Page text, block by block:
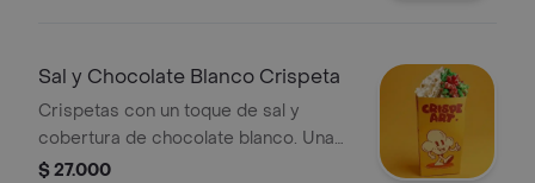
Sal y Chocolate Blanco Crispeta
Crispetas con un toque de sal y
cobertura de chocolate blanco. Una
combinación de sabores dulces y
$ 27.000